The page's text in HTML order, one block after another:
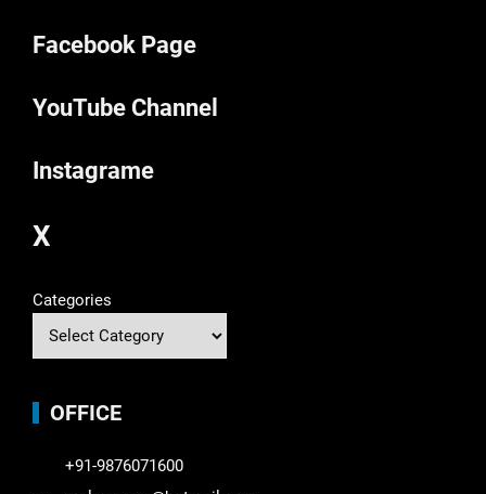
Facebook Page
YouTube Channel
Instagrame
X
Categories
OFFICE
+91-9876071600